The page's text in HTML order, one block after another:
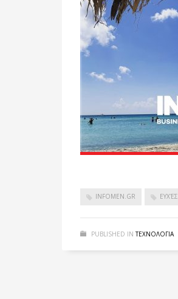
INFOMEN.GR ΕΥΧΈΣ
PUBLISHED IN ΤΕΧΝΟΛΟΓΙΑ